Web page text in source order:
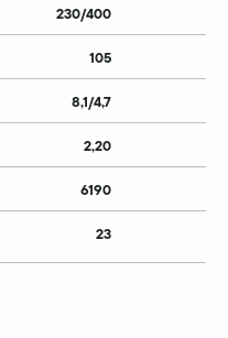
230/400
105
8,1/4,7
2,20
6190
23